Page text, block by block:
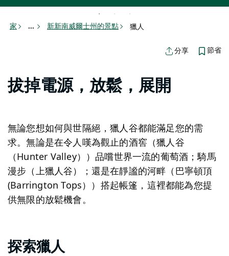
家 ... 新新南威爾士州的景點 獵人
分享 節省
拔掉電源，放鬆，展開
無論您想如何與世隔絕，獵人谷都能滿足您的需
求。無論是在令人嘆為觀止的酒窖（獵人谷
（Hunter Valley））品嚐世界一流的葡萄酒；騎馬
漫步（上獵人谷）；還是在靜謐的河畔（巴寧頓頂
(Barrington Tops））搭起帳篷，這裡都能為您提
供無限的放鬆機會。
探索獵人